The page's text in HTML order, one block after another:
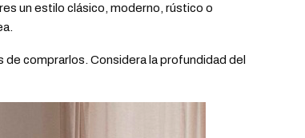
un estilo clásico, moderno, rústico o
comprarlos. Considera la profundidad del